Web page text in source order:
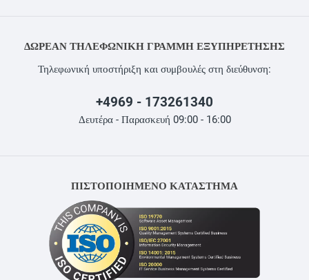
ΔΩΡΕΆΝ ΤΗΛΕΦΩΝΙΚΉ ΓΡΑΜΜΉ ΕΞΥΠΗΡΈΤΗΣΗΣ
Τηλεφωνική υποστήριξη και συμβουλές στη διεύθυνση:
+4969 - 173261340
Δευτέρα - Παρασκευή 09:00 - 16:00
ΠΙΣΤΟΠΟΙΗΜΕΝΟ ΚΑΤΑΣΤΗΜΑ